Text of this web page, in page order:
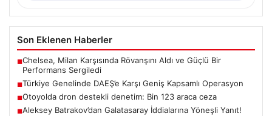
Son Eklenen Haberler
■Chelsea, Milan Karşısında Rövanşını Aldı ve Güçlü Bir
Performans Sergiledi
■Türkiye Genelinde DAEŞ’e Karşı Geniş Kapsamlı Operasyon
■Otoyolda dron destekli denetim: Bin 123 araca ceza
■Aleksey Batrakov’dan Galatasaray İddialarına Yöneşli Yanıt!